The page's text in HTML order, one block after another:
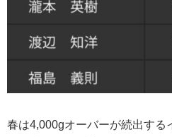
春は4,000gオーバーが続出する